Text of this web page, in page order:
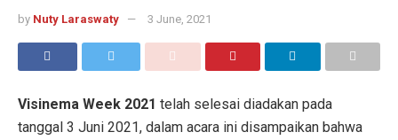
by Nuty Laraswaty 3 June, 2021
Visinema Week 2021 telah selesai diadakan pada
tanggal 3 Juni 2021, dalam acara ini disampaikan bahwa